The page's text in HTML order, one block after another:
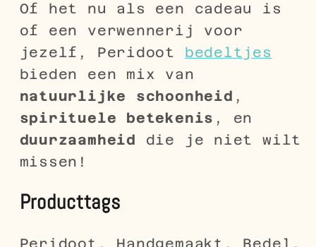
Of het nu als een cadeau is
of een verwennerij voor
jezelf, Peridoot bedeltjes
bieden een mix van
natuurlijke schoonheid ,
spirituele betekenis , en
duurzaamheid die je niet wilt
missen!
Producttags
Peridoot, Handgemaakt, Bedel,